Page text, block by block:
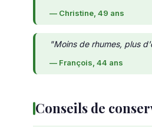
— Christine, 49 ans
"Moins de rhumes, plus
— François, 44 ans
Conseils de